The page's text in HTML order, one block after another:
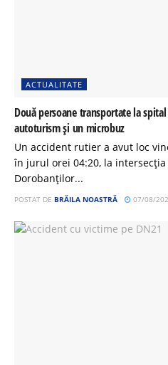
ACTUALITATE
Două persoane transportate la
autoturism și un microbuz
Un accident rutier a avut loc
în jurul orei 04:20, la
Dorobanților...
POSTAT DE BRĂILA NOASTRĂ 07/08/